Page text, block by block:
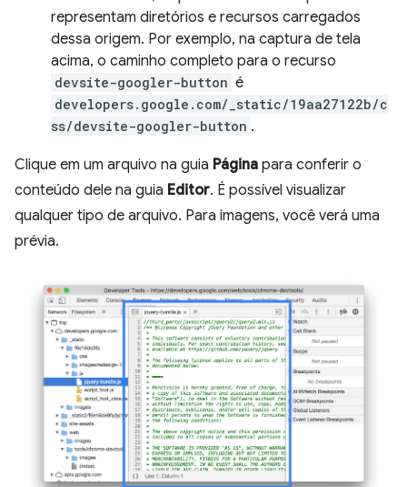
representam diretórios e recursos carregados
dessa origem. Por exemplo, na captura de tela
acima, o caminho completo para o recurso
devsite-googler-button é
developers.google.com/_static/19aa27122b/c
ss/devsite-googler-button .
Clique em um arquivo na guia Página para conferir o
conteúdo dele na guia Editor. É possível visualizar
qualquer tipo de arquivo. Para imagens, você verá uma
prévia.